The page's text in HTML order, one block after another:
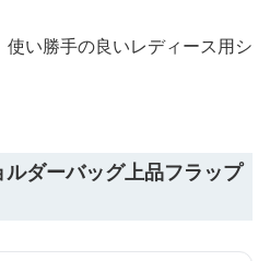
い勝手の良いレディース用シ
ダーバッグ上品フラップ